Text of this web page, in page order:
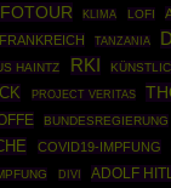
KLIMA LOFI
FRANKREICH TANZANIA
HAINTZ RKI
PROJECT VERITAS
BUNDESREGIERUNG
COVID19-IMPFUNG
DIVI ADOLF